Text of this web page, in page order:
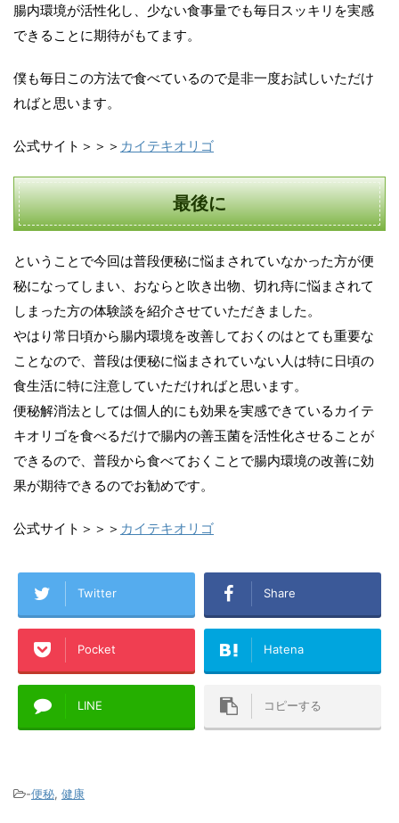
腸内環境が活性化し、少ない食事量でも毎日スッキリを実感
できることに期待がもてます。
僕も毎日この方法で食べているので是非一度お試しいただけ
ればと思います。
公式サイト＞＞＞ カイテキオリゴ
最後に
ということで今回は普段便秘に悩まされていなかった方が便
秘になってしまい、おならと吹き出物、切れ痔に悩まされて
しまった方の体験談を紹介させていただきました。
やはり常日頃から腸内環境を改善しておくのはとても重要な
ことなので、普段は便秘に悩まされていない人は特に日頃の
食生活に特に注意していただければと思います。
便秘解消法としては個人的にも効果を実感できているカイテ
キオリゴを食べるだけで腸内の善玉菌を活性化させることが
できるので、普段から食べておくことで腸内環境の改善に効
果が期待できるのでお勧めです。
公式サイト＞＞＞ カイテキオリゴ
Twitter Share
Pocket Hatena
LINE コピーする
-便秘, 健康